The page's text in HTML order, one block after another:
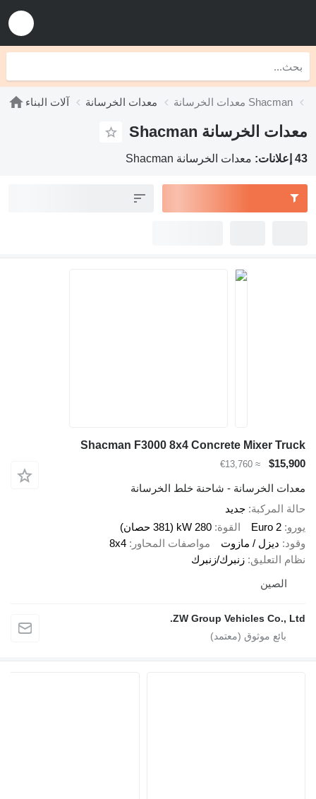
آلات البناء معدات الخرسانة معدات الخرسانة Shacman
معدات الخرسانة Shacman
43 إعلانات: معدات الخرسانة Shacman
Shacman F3000 8x4 Concrete Mixer Truck
$15,900
≈ €13,760
معدات الخرسانة - شاحنة خلط الخرسانة
حالة المركبة جديد
يورو Euro 2 القوة 280 kW (381 حصان)
وقود ديزل / مازوت مواصفات المحاور
8x4
نظام التعليق زنبرك/زنبرك
الصين
ZW Group Vehicles Co., Ltd.